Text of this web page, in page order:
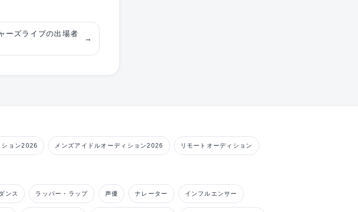
ーズライブの出場者
→
ション2026 メンズアイドルオーディション2026 リモートオーディション
ンス ラッパー・ラップ 声優 ナレーター インフルエンサー